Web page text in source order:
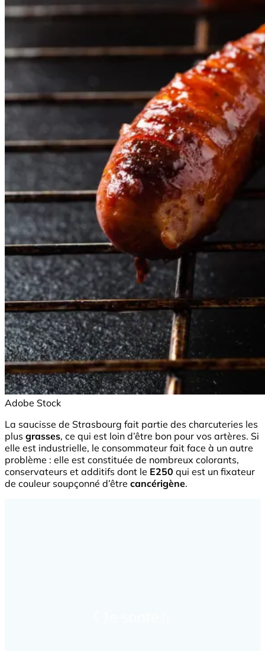
Adobe Stock
La saucisse de Strasbourg fait partie des charcuteries les
plus grasses, ce qui est loin d’être bon pour vos artères. Si
elle est industrielle, le consommateur fait face à un autre
problème : elle est constituée de nombreux colorants,
conservateurs et additifs dont le E250 qui est un fixateur
de couleur soupçonné d’être cancérigène.